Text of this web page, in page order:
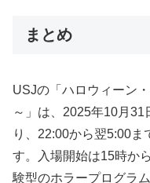
まとめ
USJの「ハロウィーン
～」は、2025年10月
り、22:00から翌5:00ま
す。入場開始は15時か
験型のホラープログラ